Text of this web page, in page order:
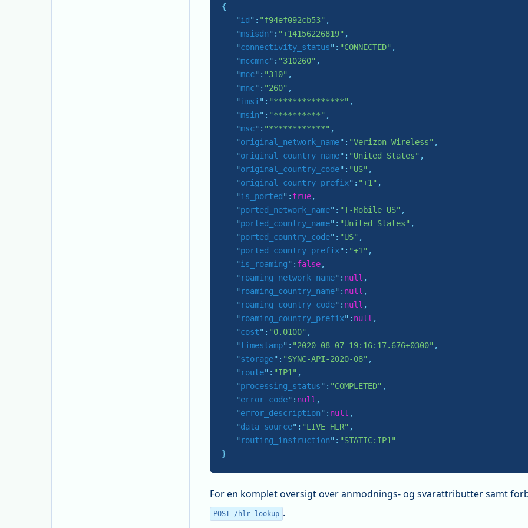
{
   "
id ": "f94ef092cb53" ,
   "
msisdn": "+14156226819" ,
   "
connectivity_status": "CONNECTED" ,
   "
mccmnc": "310260" ,
   "
mcc": "310" ,
   "
mnc": "260" ,
   "
imsi ": "***************" ,
   "
msin": "**********" ,
   "
msc": "************" ,
   "
original_network_name": "Verizon Wireless" ,
   "
original_country_name": "United States" ,
   "
original_country_code": "US" ,
   "
original_country_prefix": "+1" ,
   "
is_ported ": true,
   "
ported_network_name": "T-Mobile US" ,
   "
ported_country_name": "United States" ,
   "
ported_country_code": "US" ,
   "
ported_country_prefix": "+1" ,
   "
is_roaming": false,
   "
roaming_network_name": null ,
   "
roaming_country_name": null ,
   "
roaming_country_code": null ,
   "
roaming_country_prefix": null ,
   "
cost": "0.0100" ,
   "
timestamp": "2020-08-07 19:16:17.676+0300" ,
   "
storage": "SYNC-API-2020-08" ,
   "
route": "IP1" ,
   "
processing_status": "COMPLETED" ,
   "
error_code": null ,
   "
error_description": null ,
   "
data_source": "LIVE_HLR" ,
   "
routing_instruction": "STATIC:IP1"
}
For en komplet oversigt over anmodnings- og svarattributter samt
POST /hlr-lookup .